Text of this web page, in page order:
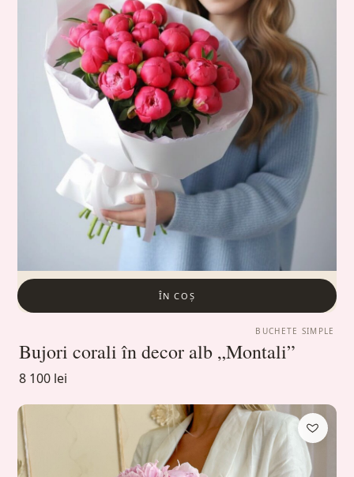
ÎN COȘ
BUCHETE SIMPLE
Bujori corali în decor alb „Montali”
8 100 lei